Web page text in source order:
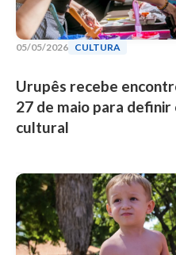
05/05/2026 CULTURA
Urupês recebe
27 de maio para
cultural